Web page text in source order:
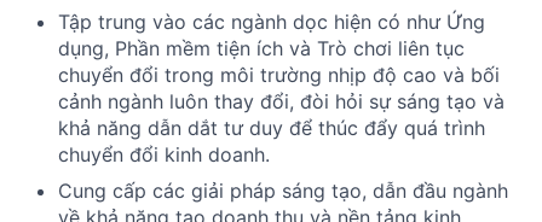
Tập trung vào các ngành dọc hiện có như Ứng
dụng, Phần mềm tiện ích và Trò chơi liên tục
chuyển đổi trong môi trường nhịp độ cao và bối
cảnh ngành luôn thay đổi, đòi hỏi sự sáng tạo và
khả năng dẫn dắt tư duy để thúc đẩy quá trình
chuyển đổi kinh doanh.
Cung cấp các giải pháp sáng tạo, dẫn đầu ngành